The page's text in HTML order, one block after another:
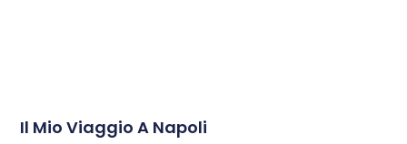
Il Mio Viaggio A Napoli